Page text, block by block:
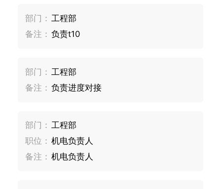
部门： 工程部
备注： 负责t10
部门： 工程部
备注： 负责进度对接
部门： 工程部
职位： 机电负责人
备注： 机电负责人